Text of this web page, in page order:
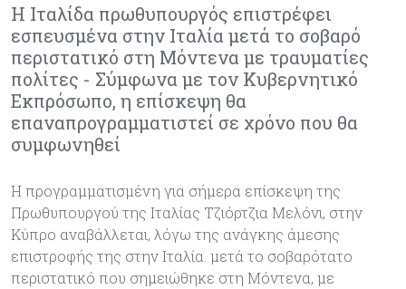
Η Ιταλίδα πρωθυπουργός επιστρέφει
εσπευσμένα στην Ιταλία μετά το σοβαρό
περιστατικό στη Μόντενα με τραυματίες
πολίτες - Σύμφωνα με τον Κυβερνητικό
Εκπρόσωπο, η επίσκεψη θα
επαναπρογραμματιστεί σε χρόνο που θα
συμφωνηθεί
Η προγραμματισμένη για σήμερα επίσκεψη της
Πρωθυπουργού της Ιταλίας Τζιόρτζια Μελόνι, στην
Κύπρο αναβάλλεται, λόγω της ανάγκης άμεσης
επιστροφής της στην Ιταλία. μετά το σοβαρότατο
περιστατικό που σημειώθηκε στη Μόντενα, με